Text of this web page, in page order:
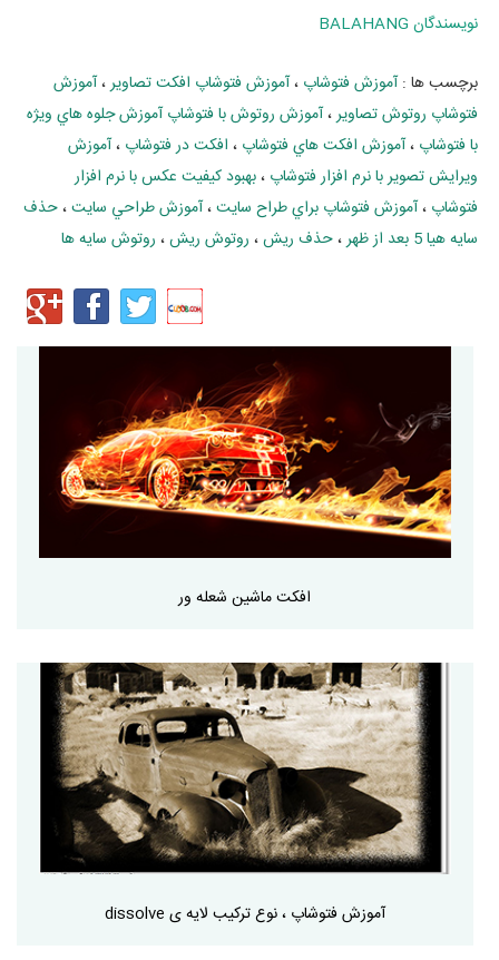
نويسندگان BALAHANG
برچسب ها :آموزش فتوشاپ ،آموزش فتوشاپ افکت تصاوير،آموزش
فتوشاپ روتوش تصاوير،آموزش روتوش با فتوشاپ آموزش جلوه هاي ويژه
با فتوشاپ ،آموزش افکت هاي فتوشاپ ، افکت در فتوشاپ ،آموزش
ويرايش تصوير با نرم افزار فتوشاپ ،بهبود کيفيت عکس با نرم افزار
فتوشاپ ،آموزش فتوشاپ براي طراح سايت،آموزش طراحي سايت،حذف
سایه هیا 5 بعد از ظهر
،حذف ریش، روتوش ریش، روتوش سایه ها
افکت ماشین شعله ور
آموزش فتوشاپ ، نوع ترکیب لایه ی dissolve